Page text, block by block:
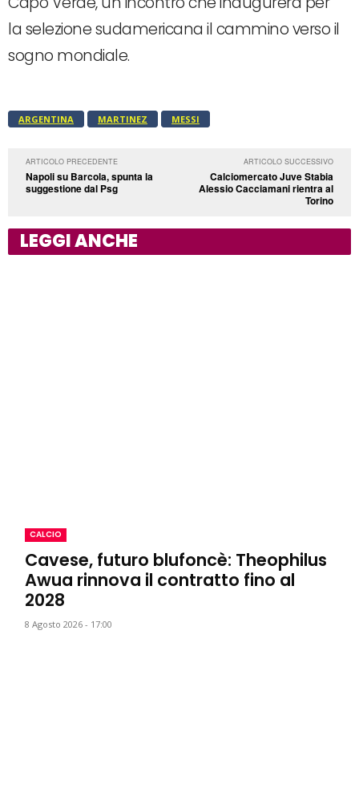
la selezione sudamericana il cammino verso il
sogno mondiale.
ARGENTINA MARTINEZ MESSI
ARTICOLO PRECEDENTE
Napoli su Barcola, spunta la
suggestione dal Psg
ARTICOLO SUCCESSIVO
Calciomercato Juve Stabia
Alessio Cacciamani rientra al
Torino
LEGGI ANCHE
CALCIO
Cavese, futuro blufoncè: Theophilus
Awua rinnova il contratto fino al
2028
8 Agosto 2026 - 17:00